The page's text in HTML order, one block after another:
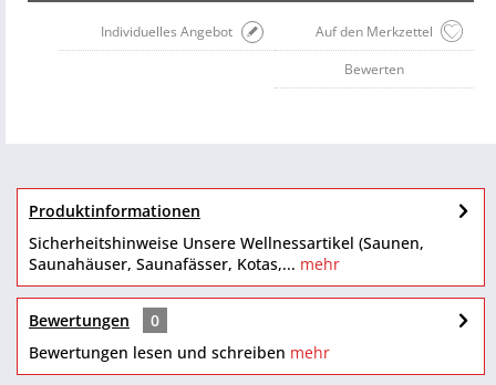
Auf den Merkzettel
Individuelles Angebot
Bewerten
Produktinformationen
Sicherheitshinweise Unsere Wellnessartikel (Saunen,
Saunahäuser, Saunafässer, Kotas,... mehr
Bewertungen
0
Bewertungen lesen und schreiben mehr